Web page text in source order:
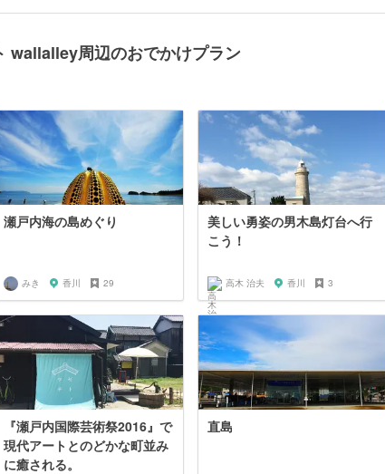
wallalley周辺のおでかけプラン
瀬戸内海の島めぐり
みき 香川 29
美しい勇姿の男木島灯台へ行
こう！
高木 治夫 香川 3
『瀬戸内国際芸術祭2016』で
現代アートとのどかな町並み
に癒される。
直島